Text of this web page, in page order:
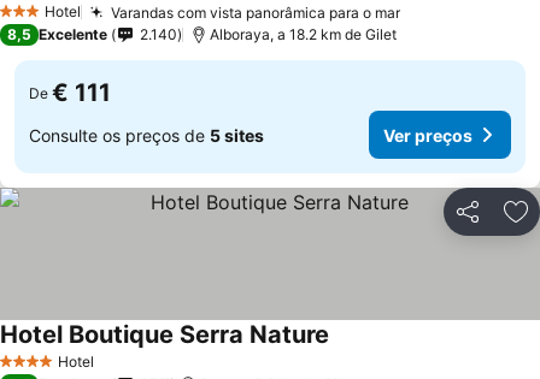
3 EstrelasHotel Varandas com vista panorâmica para o mar
8,5 Excelente 2.140 Alboraya, a 18.2 km de Gilet
De € 111
Consulte os preços de 5 sites Ver preços
Partilhar
4 EstrelasHotel
Hotel Boutique Serra Nature